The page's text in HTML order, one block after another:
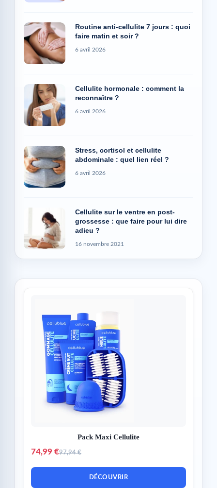
Routine anti-cellulite 7 jours : quoi
faire matin et soir ?
6 avril 2026
Cellulite hormonale : comment la
reconnaître ?
6 avril 2026
Stress, cortisol et cellulite
abdominale : quel lien réel ?
6 avril 2026
Cellulite sur le ventre en post-
grossesse : que faire pour lui dire
adieu ?
16 novembre 2021
Pack Maxi Cellulite
74,99 €97,94 €
DÉCOUVRIR